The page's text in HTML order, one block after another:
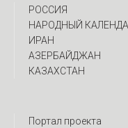
РОССИЯ
НАРОДНЫЙ
ИРАН
АЗЕРБАЙДЖАН
КАЗАХСТАН
Портал проекта